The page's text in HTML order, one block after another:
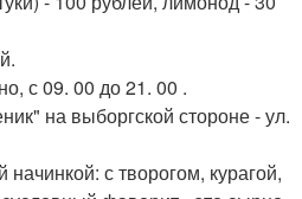
с 09. 00 до 21. 00 .
на выборгской стороне - ул.
с творогом, курагой,